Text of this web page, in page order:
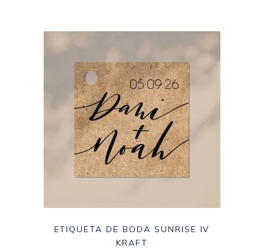
ETIQUETA DE BODA SUNRISE IV
KRAFT